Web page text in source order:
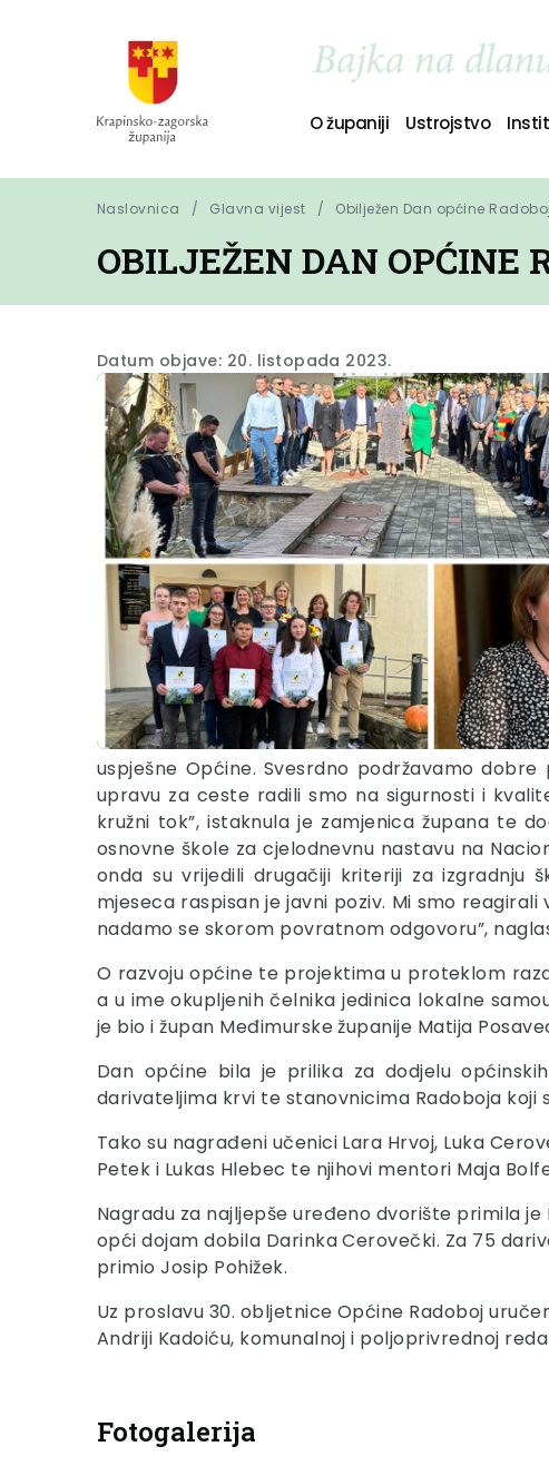
O županiji Ustrojstvo
Naslovnica Glavna vijest Obilježen Dan općine Radoboj
OBILJEŽEN DAN OPĆINE
Datum objave: 20. listopada 2023.
uspješne Općine. Svesrdno podržavamo
upravu za ceste radili smo na sigurnosti i
kružni tok”, istaknula je zamjenica župana te
osnovne škole za cjelodnevnu nastavu na
onda su vrijedili drugačiji kriteriji za izgradnju
mjeseca raspisan je javni poziv. Mi smo
nadamo se skorom povratnom odgovoru”,
O razvoju općine te projektima u proteklom
a u ime okupljenih čelnika jedinica lokalne
je bio i župan Međimurske županije Matija
Dan općine bila je prilika za dodjelu
darivateljima krvi te stanovnicima Radoboja
Tako su nagrađeni učenici Lara Hrvoj, Luka
Petek i Lukas Hlebec te njihovi mentori Maja
Nagradu za najljepše uređeno dvorište primila
opći dojam dobila Darinka Cerovečki. Za 75
primio Josip Pohižek.
Uz proslavu 30. obljetnice Općine Radoboj
Andriji Kadoiću, komunalnoj i poljoprivrednoj
Fotogalerija